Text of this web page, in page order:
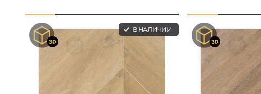
В НАЛИЧИИ